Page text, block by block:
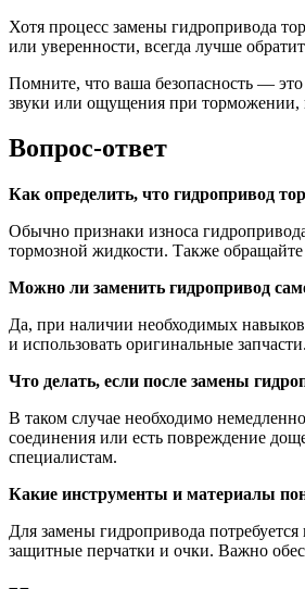
Хотя процесс замены гидропривода
или уверенности, всегда лучше
Помните, что ваша безопасность —
звуки или ощущения при торможении,
Вопрос-ответ
Как определить, что гидропривод
Обычно признаки износа
тормозной жидкости. Также
Можно ли заменить гидропривод
Да, при наличии необходимых
и использовать оригинальные
Что делать, если после замены
В таком случае необходимо
соединения или есть повреждение
специалистам.
Какие инструменты и материалы
Для замены гидропривода
защитные перчатки и очки. Важно